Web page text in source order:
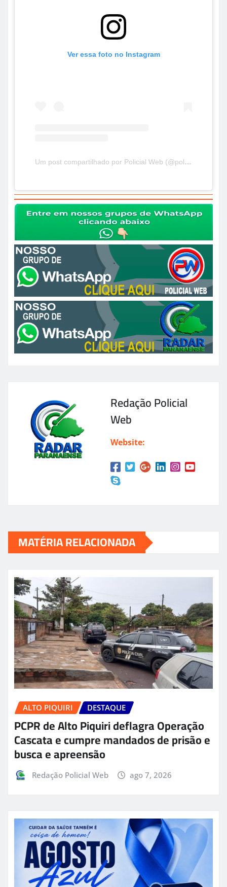
Ver essa foto no Instagram
Um post compartilhado por Policial Web (@policialweb_ofc)
Redação Policial
Web
Website:
MATÉRIA RELACIONADA
ALTO PIQUIRI DESTAQUE
PCPR de Alto Piquiri deflagra Operação
Cascata e cumpre mandados de prisão e
busca e apreensão
Redação Policial Web ago 7, 2026